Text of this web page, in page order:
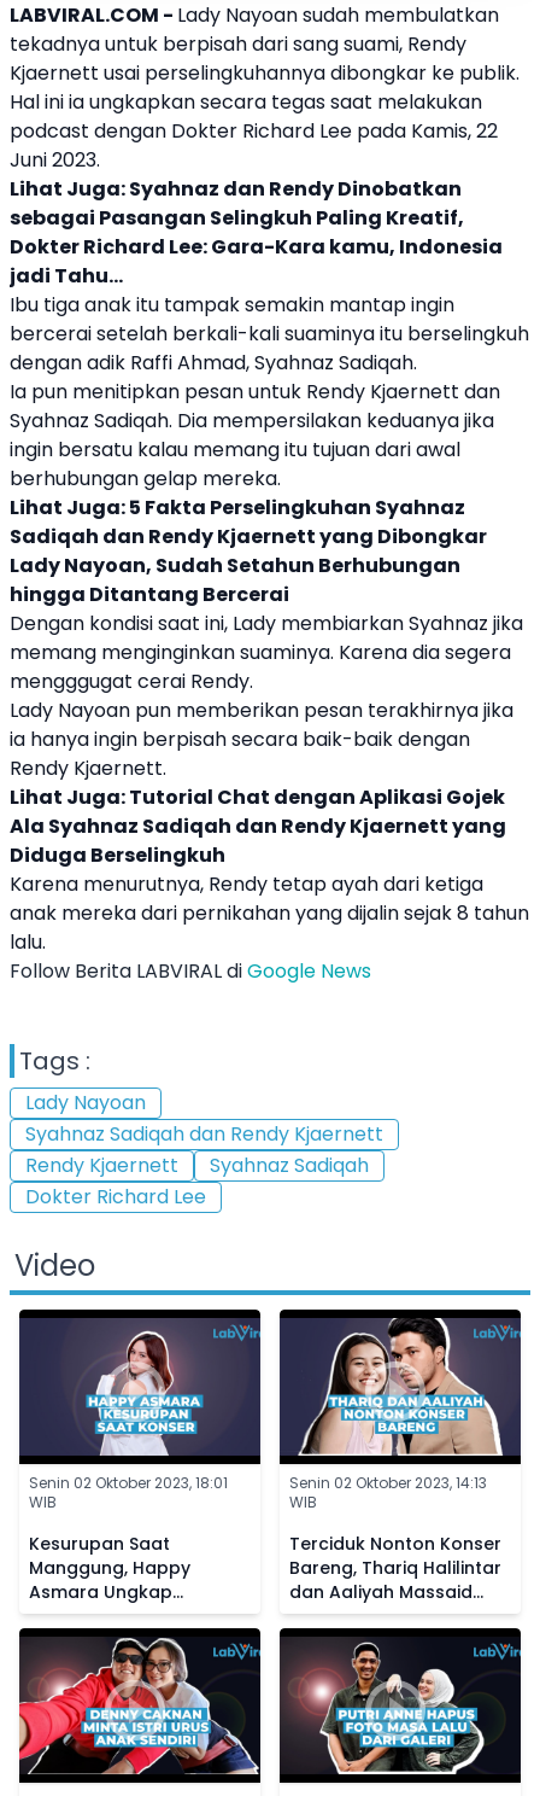
LABVIRAL.COM - Lady Nayoansudah membulatkan
tekadnya untuk berpisah dari sang suami, Rendy
Kjaernett usai perselingkuhannya dibongkar ke publik.
Hal ini ia ungkapkan secara tegas saat melakukan
podcast dengan Dokter Richard Lee pada Kamis, 22
Juni 2023.
Lihat Juga:Syahnaz dan Rendy Dinobatkan
sebagai Pasangan Selingkuh Paling Kreatif,
Dokter Richard Lee: Gara-Kara kamu, Indonesia
jadi Tahu...
Ibu tiga anak itu tampak semakin mantap ingin
bercerai setelah berkali-kali suaminya itu berselingkuh
dengan adik Raffi Ahmad,Syahnaz Sadiqah.
Ia pun menitipkan pesan untuk Rendy Kjaernett dan
Syahnaz Sadiqah. Dia mempersilakan keduanya jika
ingin bersatu kalau memang itu tujuan dari awal
berhubungan gelap mereka.
Lihat Juga:5 Fakta Perselingkuhan Syahnaz
Sadiqah dan Rendy Kjaernett yang Dibongkar
Lady Nayoan, Sudah Setahun Berhubungan
hingga Ditantang Bercerai
Dengan kondisi saat ini, Lady membiarkan Syahnaz jika
memang menginginkan suaminya. Karena dia segera
mengggugat cerai Rendy.
Lady Nayoan pun memberikan pesan terakhirnya jika
ia hanya ingin berpisah secara baik-baik dengan
Rendy Kjaernett.
Lihat Juga:Tutorial Chat dengan Aplikasi Gojek
Ala Syahnaz Sadiqah dan Rendy Kjaernett yang
Diduga Berselingkuh
Karena menurutnya, Rendy tetap ayah dari ketiga
anak mereka dari pernikahan yang dijalin sejak 8 tahun
lalu.
Follow Berita LABVIRAL diGoogle News
Tags :
Lady Nayoan
Syahnaz Sadiqah dan Rendy Kjaernett
Rendy Kjaernett
Syahnaz Sadiqah
Dokter Richard Lee
Video
Senin 02 Oktober 2023, 18:01
WIB
Kesurupan Saat
Manggung, Happy
Asmara Ungkap
Kedekatannya dengan
Makhluk Halus
Senin 02 Oktober 2023, 14:13
WIB
Terciduk Nonton Konser
Bareng, Thariq Halilintar
dan Aaliyah Massaid
Diisukan Makin Dekat